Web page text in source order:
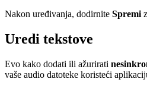
Nakon uređivanja, dodirnite Spremi
Uredi tekstove
Evo kako dodati ili ažurirati
vaše audio datoteke koristeći